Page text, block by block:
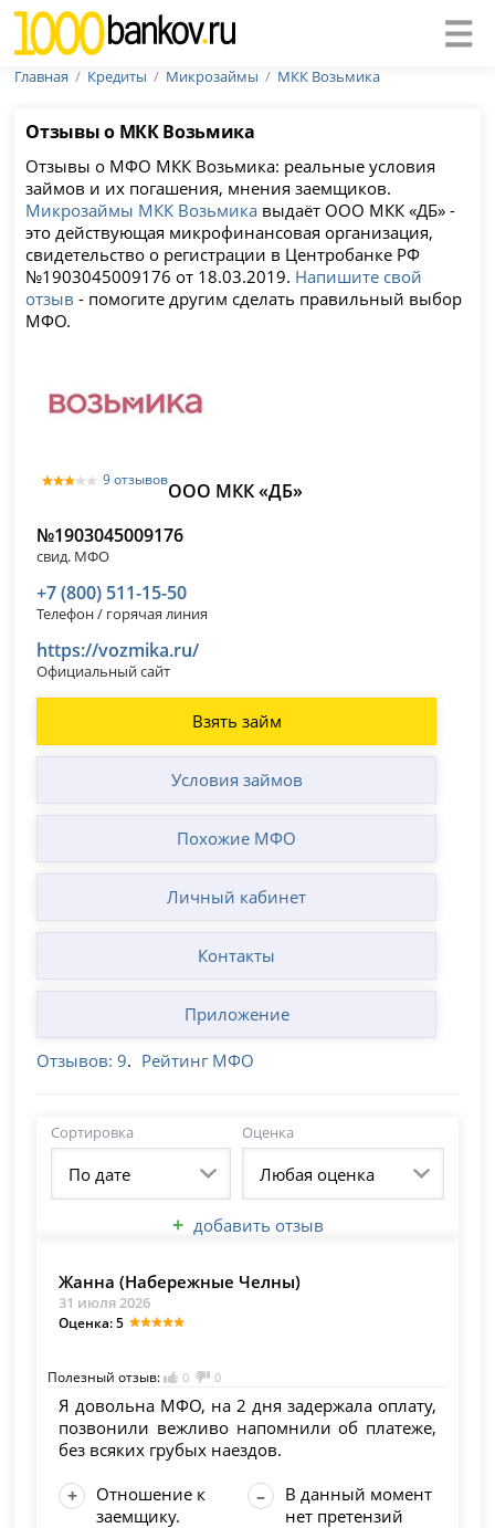
Главная Кредиты Микрозаймы МКК Возьмика
Отзывы о МКК Возьмика
Отзывы о МФО МКК Возьмика: реальные условия
займов и их погашения, мнения заемщиков.
Микрозаймы МКК Возьмика выдаёт ООО МКК «ДБ» -
это действующая микрофинансовая организация,
свидетельство о регистрации в Центробанке РФ
№1903045009176 от 18.03.2019. Напишите свой
отзыв - помогите другим сделать правильный выбор
МФО.
9 отзывовООО МКК «ДБ»
№1903045009176
свид. МФО
+7 (800) 511-15-50
Телефон / горячая линия
https://vozmika.ru/
Официальный сайт
Взять займ
Условия займов
Похожие МФО
Личный кабинет
Контакты
Приложение
Отзывов: 9. Рейтинг МФО
Сортировка
По дате
Оценка
Любая оценка
+ добавить отзыв
Жанна (Набережные Челны)
31 июля 2026
Оценка: 5
Полезный отзыв: 0 0
Я довольна МФО, на 2 дня задержала оплату,
позвонили вежливо напомнили об платеже,
без всяких грубых наездов.
Отношение к
заемщику.
В данный момент
нет претензий